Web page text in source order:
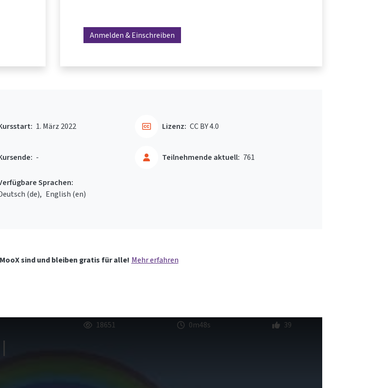
Anmelden & Einschreiben
1. März 2022
- Teilnehmende aktuell: 761
Lizenz: CC BY 4.0
Sprachen:
‎(de)‎
English ‎(en)‎
sind und bleiben gratis für alle! Mehr erfahren
18651 0m48s 39